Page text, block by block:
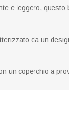
e leggero, questo
da un
un coperchio a